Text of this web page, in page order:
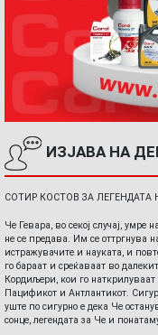
ИЗЈАВА НА
СОТИР КОСТОВ ЗА ЛЕГЕНДАТА
Че Гевара, во секој случај, умре
не се предава. Им се оттргнува
истражувачите и науката, и
го бараат и среќаваат во
Кордиљери, кои го
Пацификот и Антлантикот.
уште по сигурно е дека Че
сонце, легендата за Че и